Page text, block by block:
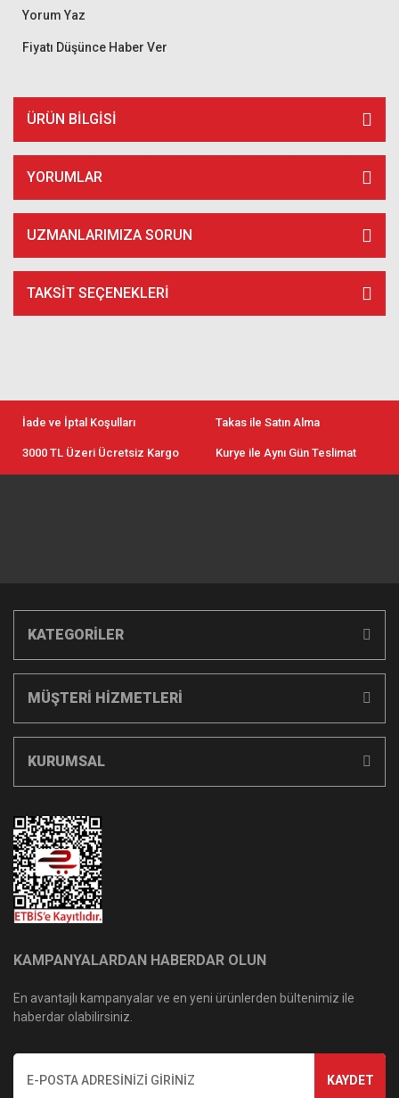
Yorum Yaz
Fiyatı Düşünce Haber Ver
ÜRÜN BILGISI
YORUMLAR
UZMANLARIMIZA SORUN
TAKSIT SEÇENEKLERI
İade ve İptal Koşulları Takas ile Satın Alma
3000 TL Üzeri Ücretsiz Kargo Kurye ile Aynı Gün Teslimat
KATEGORİLER
MÜŞTERİ HİZMETLERİ
KURUMSAL
KAMPANYALARDAN HABERDAR OLUN
En avantajlı kampanyalar ve en yeni ürünlerden bültenimiz ile
haberdar olabilirsiniz.
KAYDET